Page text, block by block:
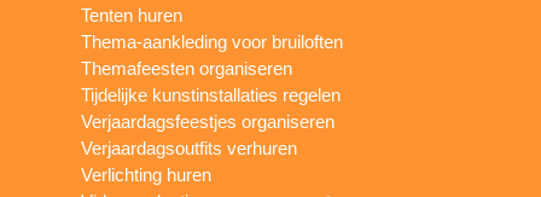
Tenten huren
Thema-aankleding voor bruiloften
Themafeesten organiseren
Tijdelijke kunstinstallaties regelen
Verjaardagsfeestjes organiseren
Verjaardagsoutfits verhuren
Verlichting huren